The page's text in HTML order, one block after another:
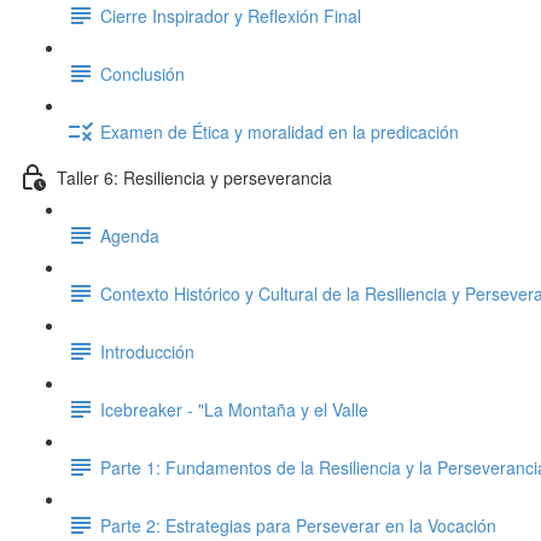
Cierre Inspirador y Reflexión Final
Conclusión
Examen de Ética y moralidad en la predicación
Taller 6: Resiliencia y perseverancia
Agenda
Contexto Histórico y Cultural de la Resiliencia y
Introducción
Icebreaker - "La Montaña y el Valle
Parte 1: Fundamentos de la Resiliencia y la
Parte 2: Estrategias para Perseverar en la Vocación